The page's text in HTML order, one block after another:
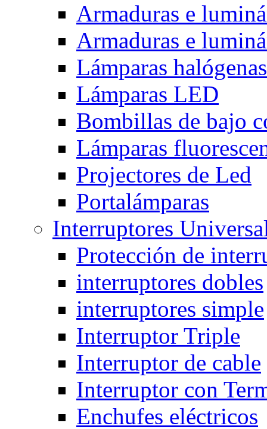
Armaduras e
Armaduras e
Lámparas halógenas
Lámparas LED
Bombillas de bajo
Lámparas
Projectores de Led
Portalámparas
Interruptores
Protección de
interruptores dobles
interruptores simple
Interruptor Triple
Interruptor de cable
Interruptor con
Enchufes eléctricos